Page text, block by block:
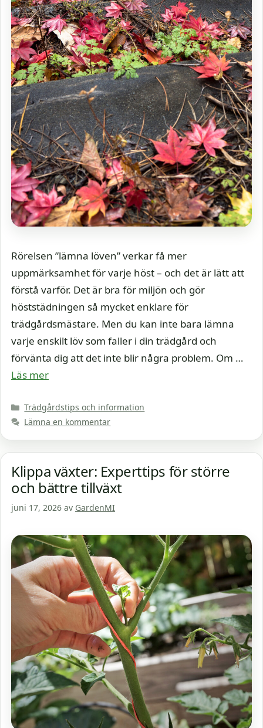
Rörelsen ”lämna löven” verkar få mer
uppmärksamhet för varje höst – och det är lätt att
förstå varför. Det är bra för miljön och gör
höststädningen så mycket enklare för
trädgårdsmästare. Men du kan inte bara lämna
varje enskilt löv som faller i din trädgård och
förvänta dig att det inte blir några problem. Om …
Läs mer
Kategorier
Trädgårdstips och information
Lämna en kommentar
Klippa växter: Experttips för större
och bättre tillväxt
juni 17, 2026 av GardenMI